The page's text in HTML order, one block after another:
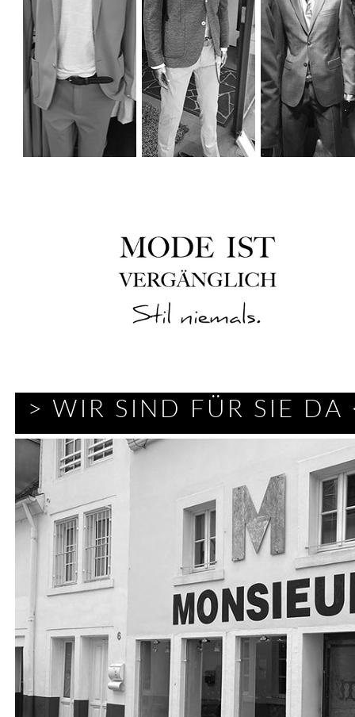
> WIR SIND FÜR SIE DA